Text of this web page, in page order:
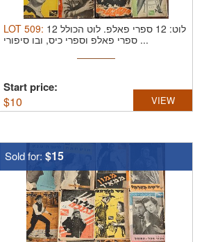
LOT 509: לוט: 12 ספרי פאלפ.
לוט הכולל 12
ספרי פאלפ וספרי כיס, ובו סיפורי ...
Start price:
$10 VIEW
Sold for: $15